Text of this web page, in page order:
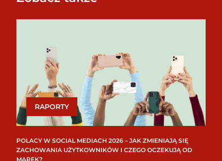
RAPORTY
POLACY W SOCIAL MEDIACH 2026 – JAK ZMIENIAJĄ SIĘ
ZACHOWANIA UŻYTKOWNIKÓW I CZEGO OCZEKUJĄ OD
MAREK?